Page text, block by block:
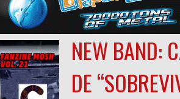
NEW BAND:
DE